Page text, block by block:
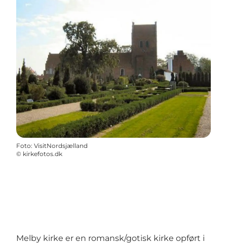
Foto: VisitNordsjælland
© kirkefotos.dk
Melby kirke er en romansk/gotisk kirke opført i